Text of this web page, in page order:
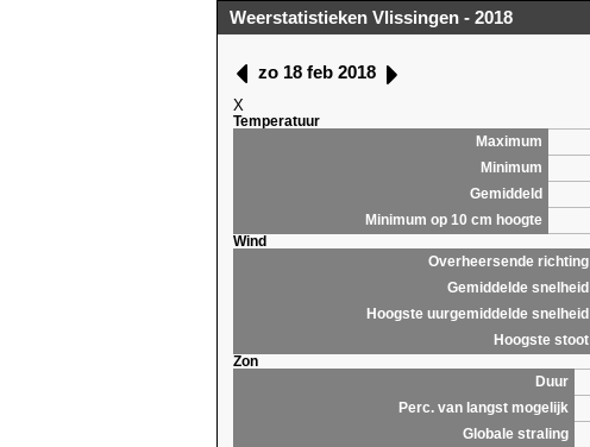
Weerstatistieken Vlissingen - 2018
zo 18 feb 2018
X
Temperatuur
Maximum
Minimum
Gemiddeld
Minimum op 10 cm hoogte
Wind
Overheersende richting
Gemiddelde snelheid
Hoogste uurgemiddelde snelheid
Hoogste stoot
Zon
Duur
Perc. van langst mogelijk
Globale straling